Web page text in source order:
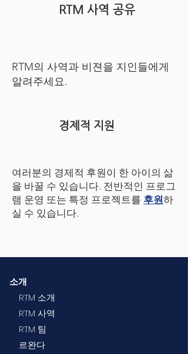
RTM 사역 공유
RTM의 사역과 비젼을 지인들에게
알려주세요.
경제적 지원
여러분의 경제적 후원이 한 아이의 삶
을 바꿀 수 있습니다. 전반적인 프로그
램 운영 또는 특정 프로젝트를 후원하
실 수 있습니다.
소개
RTM 소개
RTM 사역
RTM 팀
르완다